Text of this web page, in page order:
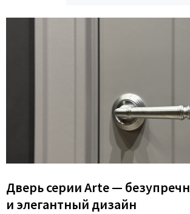
Дверь серии Arte —
и элегантный дизайн